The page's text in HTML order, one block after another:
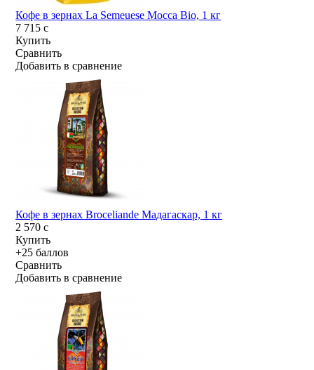
Кофе в зернах La Semeuese Mocca Bio, 1 кг
7 715c
Купить
Сравнить
Добавить в сравнение
Кофе в зернах Broceliande Мадагаскар, 1 кг
2 570c
Купить
+25 баллов
Сравнить
Добавить в сравнение